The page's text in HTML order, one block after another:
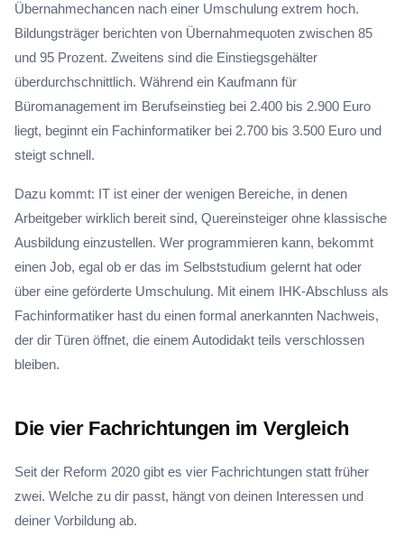
Übernahmechancen nach einer Umschulung extrem hoch.
Bildungsträger berichten von Übernahmequoten zwischen 85
und 95 Prozent. Zweitens sind die Einstiegsgehälter
überdurchschnittlich. Während ein Kaufmann für
Büromanagement im Berufseinstieg bei 2.400 bis 2.900 Euro
liegt, beginnt ein Fachinformatiker bei 2.700 bis 3.500 Euro und
steigt schnell.
Dazu kommt: IT ist einer der wenigen Bereiche, in denen
Arbeitgeber wirklich bereit sind, Quereinsteiger ohne klassische
Ausbildung einzustellen. Wer programmieren kann, bekommt
einen Job, egal ob er das im Selbststudium gelernt hat oder
über eine geförderte Umschulung. Mit einem IHK-Abschluss als
Fachinformatiker hast du einen formal anerkannten Nachweis,
der dir Türen öffnet, die einem Autodidakt teils verschlossen
bleiben.
Die vier Fachrichtungen im Vergleich
Seit der Reform 2020 gibt es vier Fachrichtungen statt früher
zwei. Welche zu dir passt, hängt von deinen Interessen und
deiner Vorbildung ab.